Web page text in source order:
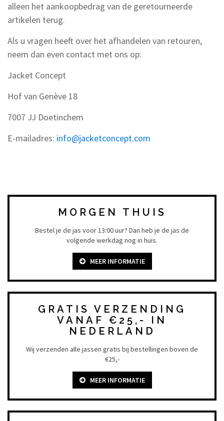
alleen het aankoopbedrag van de geretourneerde
artikelen terug.
Als u vragen heeft over het afhandelen van retouren,
neem dan even contact met ons op:
Jacket Concept
Hof van Genève 18
7007 JJ Doetinchem
E-mailadres: info@jacketconcept.com
MORGEN THUIS
Bestel je de jas voor 13:00 uur? Dan heb je de jas de
volgende werkdag nog in huis.
MEER INFORMATIE
GRATIS VERZENDING
VANAF €25,- IN
NEDERLAND
Wij verzenden alle jassen gratis bij bestellingen boven de
€25,-
MEER INFORMATIE